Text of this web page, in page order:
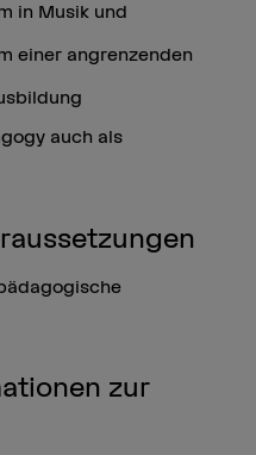
in Musik und
einer angrenzenden
auch als
zur